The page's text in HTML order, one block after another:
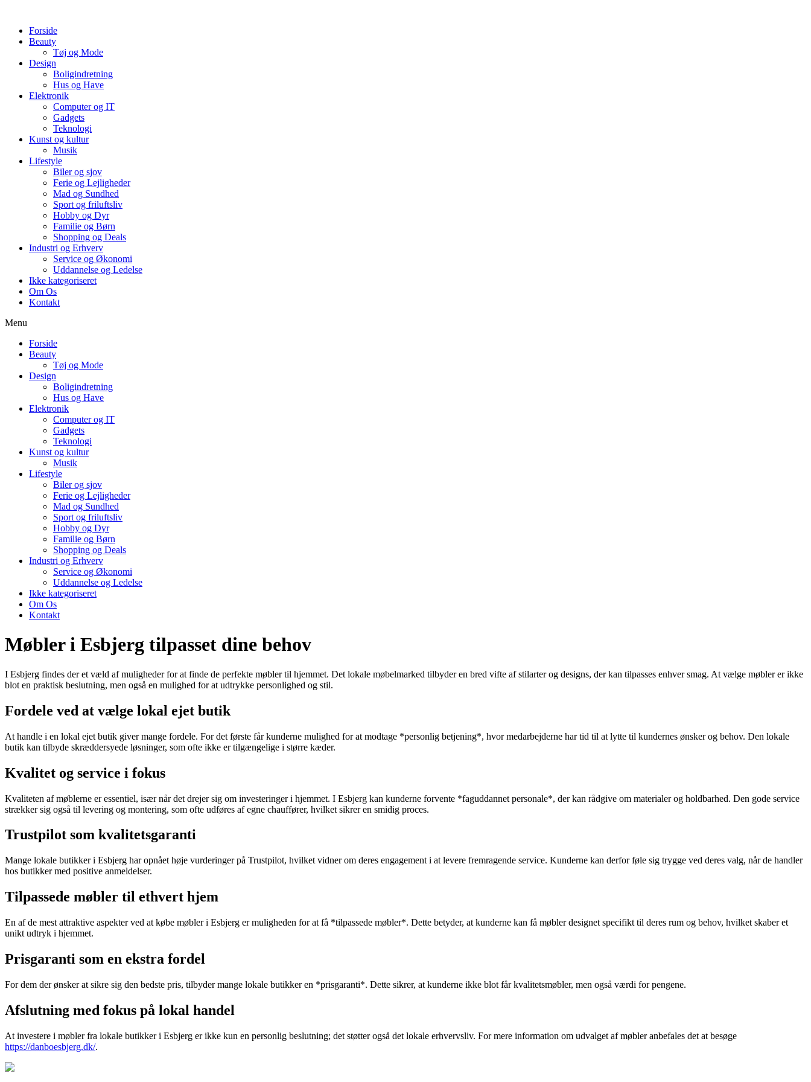
indholdForside
Beauty
Tøj og Mode
Design
Boligindretning
Hus og Have
Elektronik
Computer og IT
Gadgets
Teknologi
Kunst og kultur
Musik
Lifestyle
Biler og sjov
Ferie og Lejligheder
Mad og Sundhed
Sport og friluftsliv
Hobby og Dyr
Familie og Børn
Shopping og Deals
Industri og Erhverv
Service og Økonomi
Uddannelse og Ledelse
Ikke kategoriseret
Om Os
Kontakt
Menu
Forside
Beauty
Tøj og Mode
Design
Boligindretning
Hus og Have
Elektronik
Computer og IT
Gadgets
Teknologi
Kunst og kultur
Musik
Lifestyle
Biler og sjov
Ferie og Lejligheder
Mad og Sundhed
Sport og friluftsliv
Hobby og Dyr
Familie og Børn
Shopping og Deals
Industri og Erhverv
Service og Økonomi
Uddannelse og Ledelse
Ikke kategoriseret
Om Os
Kontakt
Møbler i Esbjerg tilpasset dine behov
I Esbjerg findes der et væld af muligheder for at finde de perfekte møbler til hjemmet. Det lokale møbelmarked tilbyder en bred vifte af stilarter og designs, der kan tilpasses enhver smag. At vælge møbler er ikke
blot en praktisk beslutning, men også en mulighed for at udtrykke personlighed og stil.
Fordele ved at vælge lokal ejet butik
At handle i en lokal ejet butik giver mange fordele. For det første får kunderne mulighed for at modtage *personlig betjening*, hvor medarbejderne har tid til at lytte til kundernes ønsker og behov. Den lokale
butik kan tilbyde skræddersyede løsninger, som ofte ikke er tilgængelige i større kæder.
Kvalitet og service i fokus
Kvaliteten af møblerne er essentiel, især når det drejer sig om investeringer i hjemmet. I Esbjerg kan kunderne forvente *faguddannet personale*, der kan rådgive om materialer og holdbarhed. Den gode service
strækker sig også til levering og montering, som ofte udføres af egne chauffører, hvilket sikrer en smidig proces.
Trustpilot som kvalitetsgaranti
Mange lokale butikker i Esbjerg har opnået høje vurderinger på Trustpilot, hvilket vidner om deres engagement i at levere fremragende service. Kunderne kan derfor føle sig trygge ved deres valg, når de handler
hos butikker med positive anmeldelser.
Tilpassede møbler til ethvert hjem
En af de mest attraktive aspekter ved at købe møbler i Esbjerg er muligheden for at få *tilpassede møbler*. Dette betyder, at kunderne kan få møbler designet specifikt til deres rum og behov, hvilket skaber et
unikt udtryk i hjemmet.
Prisgaranti som en ekstra fordel
For dem der ønsker at sikre sig den bedste pris, tilbyder mange lokale butikker en *prisgaranti*. Dette sikrer, at kunderne ikke blot får kvalitetsmøbler, men også værdi for pengene.
Afslutning med fokus på lokal handel
At investere i møbler fra lokale butikker i Esbjerg er ikke kun en personlig beslutning; det støtter også det lokale erhvervsliv. For mere information om udvalget af møbler anbefales det at besøge
https://danboesbjerg.dk/.